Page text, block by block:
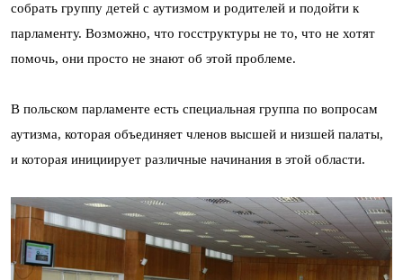
собрать группу детей с аутизмом и родителей и подойти к
парламенту. Возможно, что госструктуры не то, что не хотят
помочь, они просто не знают об этой проблеме.
В польском парламенте есть специальная группа по вопросам
аутизма, которая объединяет членов высшей и низшей палаты,
и которая инициирует различные начинания в этой области.